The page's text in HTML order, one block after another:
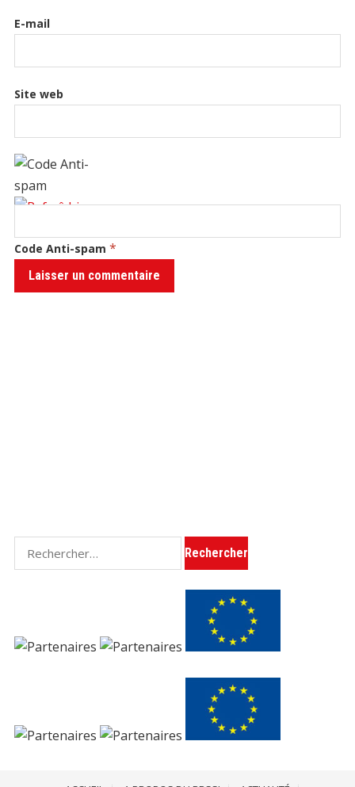
E-mail
Site web
Code Anti-spam *
Rechercher :